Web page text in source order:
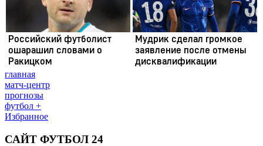
главная
матч-центр
прогнозы
футбол +
Избранное
САЙТ ФУТБОЛ 24